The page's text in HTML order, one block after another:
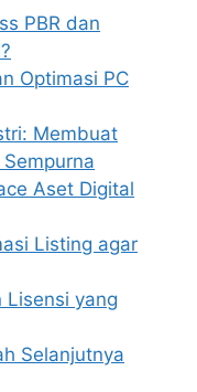
PBR dan
Optimasi PC
Membuat
Aset Digital
Listing agar
Lisensi yang
Selanjutnya